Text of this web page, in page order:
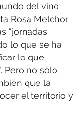
del vino
Rosa Melchor
“jornadas
lo que se ha
lo que
Pero no sólo
que la
el territorio y